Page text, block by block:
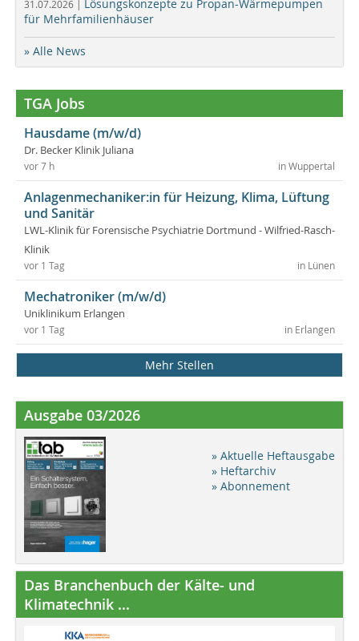
31.07.2026 | Lösungskonzepte zu Propan-Wärmepumpen
für Mehrfamilienhäuser
» Alle News
TGA Jobs
Hausdame (m/w/d)
Dr. Becker Klinik Juliana
in Wuppertal
vor 7 h
Anlagenmechaniker:in für Heizung, Klima, Lüftung
und Sanitär
LWL-Klinik für Forensische Psychiatrie Dortmund - Wilfried-Rasch-
Klinik
in Lünen
vor 1 Tag
Mechatroniker (m/w/d)
Uniklinikum Erlangen
in Erlangen
vor 1 Tag
Mehr Stellen
Ausgabe 03/2026
» Aktuelle Heftausgabe
» Heftarchiv
» Abonnement
Das Branchenbuch der Kälte- und
Klimatechnik ...